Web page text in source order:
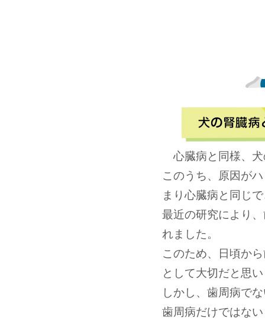
心臓病と同様、犬
このうち、原因が
まり心臓病と同じ
最近の研究により
れました。
このため、日頃か
として大切だと思
しかし、歯周病で
歯周病だけではな